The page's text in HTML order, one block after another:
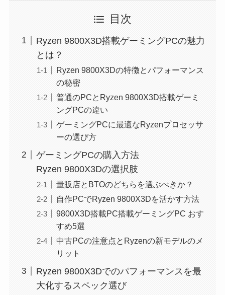
目次
Ryzen 9800X3D搭載ゲーミングPCの魅力
とは？
Ryzen 9800X3Dの特徴とパフォーマンス
の秘密
普通のPCとRyzen 9800X3D搭載ゲーミ
ングPCの違い
ゲーミングPCに最適なRyzenプロセッサ
ーの選び方
ゲーミングPCの購入方法
Ryzen 9800X3Dの選択肢
量販店とBTOのどちらを選ぶべきか？
自作PCでRyzen 9800X3Dを活かす方法
9800X3D搭載PC搭載ゲーミングPC おす
すめ5選
中古PCの注意点とRyzenの新モデルのメ
リット
Ryzen 9800X3Dでのパフォーマンスを最
大化するスペック選び